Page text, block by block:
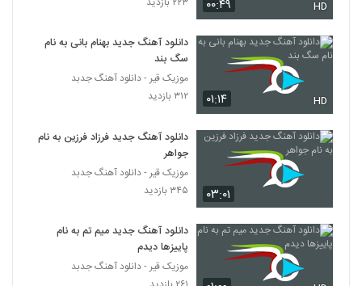
۰۰:۴۹ HD
۰۱:۱۴ HD
دانلود آهنگ جدید بهنام بانی به نام
سگ بند
موزیک قیر - دانلود آهنگ جدبد
۳۱۲ بازدید
۰۳:۰۱
دانلود آهنگ جدید فرزاد فرزین به نام
جواهر
موزیک قیر - دانلود آهنگ جدبد
۳۴۵ بازدید
دانلود آهنگ جدید میم تم به نام
پاییزها دیدم
موزیک قیر - دانلود آهنگ جدبد